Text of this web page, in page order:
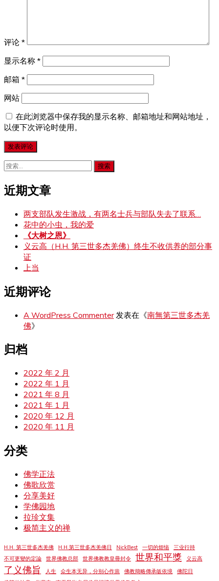
评论 *
显示名称 *
邮箱 *
网站
在此浏览器中保存我的显示名称、邮箱地址和网站地址，
以便下次评论时使用。
搜
近期文章
两支部队发生激战，有两名士兵与部队失去了联系…
花中的小虫，我的爱
《大树之恩》
义云高（H.H. 第三世多杰羌佛）终生不收供养的部分事
证
上当
近期评论
A WordPress Commenter发表在《南無第三世多杰羌
佛》
归档
2022 年 2 月
2022 年 1 月
2021 年 8 月
2021 年 1 月
2020 年 12 月
2020 年 11 月
分类
佛学正法
佛歌欣赏
分享美好
学佛园地
拉珍文集
极简主义的禅
H.H. 第三世多杰羌佛 H.H.第三世多杰羌佛日 NickBest 一切的烦恼
三业行持
不可更變的定論
世界佛教总部 世界佛教教皇冊封令 世界和平獎 义云高
了义佛旨 人生 众生本无异，分别心作祟 佛教簡略傳承皈依境
佛陀日